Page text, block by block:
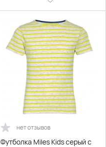
нет отзывов
Футболка Miles Kids серый с